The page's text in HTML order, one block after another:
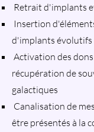
Retrait d'implants
Insertion
d'implants évolutifs
Activation des
récupération de
galactiques
Canalisation de
être présentés à la